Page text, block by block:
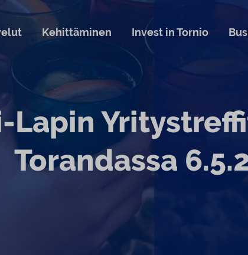
Kehittäminen Invest in Tornio
Lapin
Torandassa